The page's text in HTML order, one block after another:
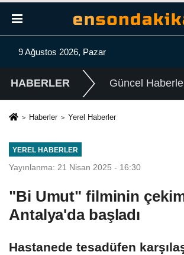
9 Ağustos 2026, Pazar
HABERLER Güncel
Haberler Yerel Haberler
YEREL HABERLER
Yayınlanma: 21 Nisan 2025 - 16:30
"Bi Umut" filminin
Antalya'da başladı
Hastanede tesadüfen